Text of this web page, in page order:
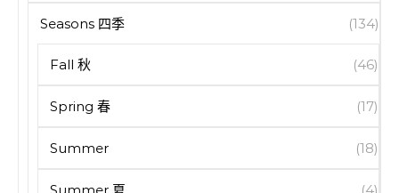
Seasons 四季 (134)
Fall 秋 (46)
Spring 春 (17)
Summer (18)